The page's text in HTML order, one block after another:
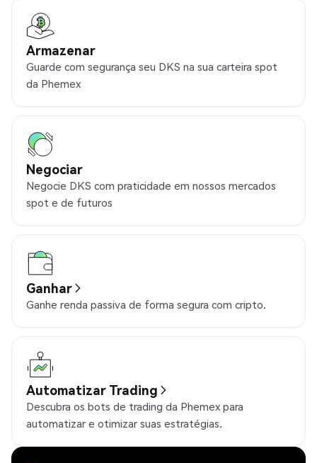
Armazenar
Guarde com segurança seu DKS na sua carteira spot
da Phemex
Negociar
Negocie DKS com praticidade em nossos mercados
spot e de futuros
Ganhar
Ganhe renda passiva de forma segura com cripto.
Automatizar Trading
Descubra os bots de trading da Phemex para
automatizar e otimizar suas estratégias.